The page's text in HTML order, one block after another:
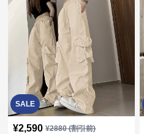
SALE
¥2,590 ¥2880(割引前)